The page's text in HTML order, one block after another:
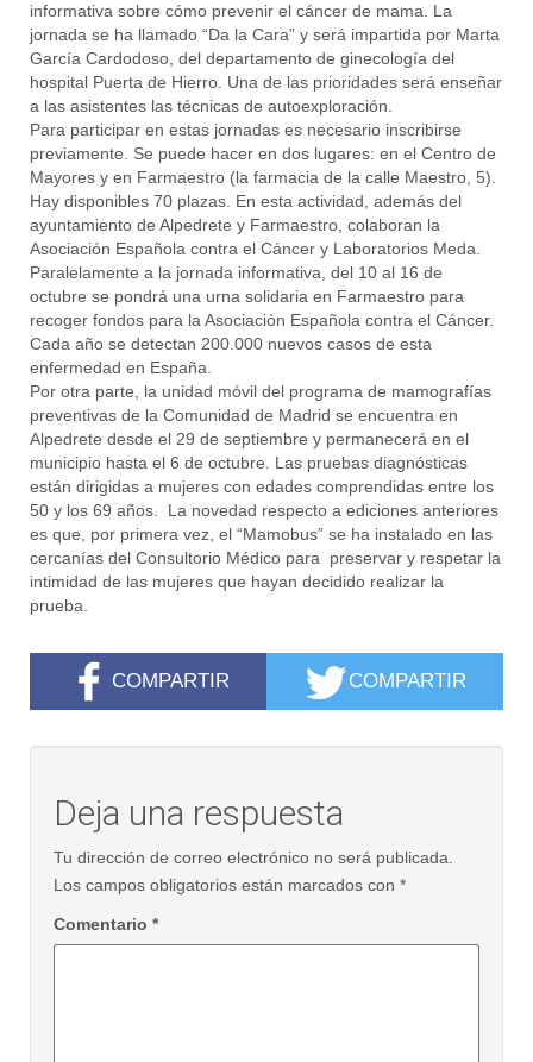
informativa sobre cómo prevenir el cáncer de mama. La
jornada se ha llamado “Da la Cara” y será impartida por Marta
García Cardodoso, del departamento de ginecología del
hospital Puerta de Hierro. Una de las prioridades será enseñar
a las asistentes las técnicas de autoexploración.
Para participar en estas jornadas es necesario inscribirse
previamente. Se puede hacer en dos lugares: en el Centro de
Mayores y en Farmaestro (la farmacia de la calle Maestro, 5).
Hay disponibles 70 plazas. En esta actividad, además del
ayuntamiento de Alpedrete y Farmaestro, colaboran la
Asociación Española contra el Cáncer y Laboratorios Meda.
Paralelamente a la jornada informativa, del 10 al 16 de
octubre se pondrá una urna solidaria en Farmaestro para
recoger fondos para la Asociación Española contra el Cáncer.
Cada año se detectan 200.000 nuevos casos de esta
enfermedad en España.
Por otra parte, la unidad móvil del programa de mamografías
preventivas de la Comunidad de Madrid se encuentra en
Alpedrete desde el 29 de septiembre y permanecerá en el
municipio hasta el 6 de octubre. Las pruebas diagnósticas
están dirigidas a mujeres con edades comprendidas entre los
50 y los 69 años. La novedad respecto a ediciones anteriores
es que, por primera vez, el “Mamobus” se ha instalado en las
cercanías del Consultorio Médico para preservar y respetar la
intimidad de las mujeres que hayan decidido realizar la
prueba.
COMPARTIR COMPARTIR
Deja una respuesta
Tu dirección de correo electrónico no será publicada.
Los campos obligatorios están marcados con *
Comentario *